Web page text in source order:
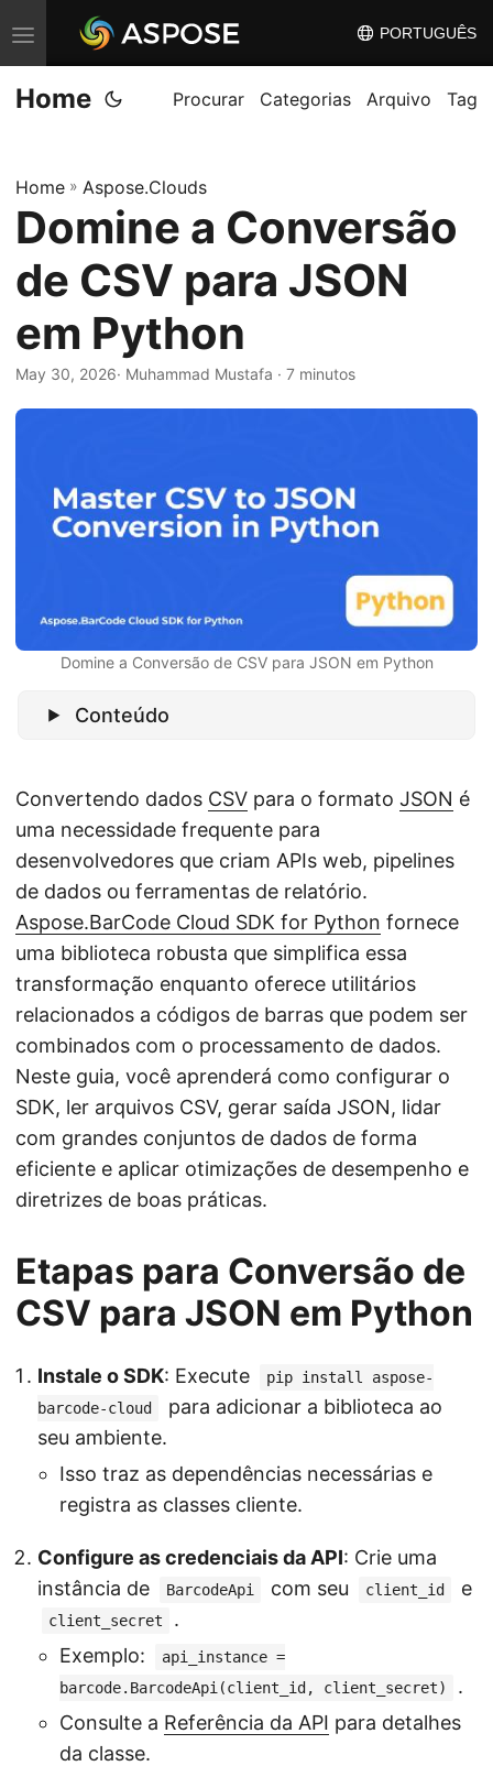
A
l
t
n
a
n
v
e
g
PORTUGUÊS
Home Procurar Categorias Arquivo Tag
Home » Aspose.Clouds
Domine a Conversão
de CSV para JSON
em Python
May 30, 2026· Muhammad Mustafa · 7 minutos
Domine a Conversão de CSV para JSON em Python
Conteúdo
Convertendo dados CSV para o formato JSON é
uma necessidade frequente para
desenvolvedores que criam APIs web, pipelines
de dados ou ferramentas de relatório.
Aspose.BarCode Cloud SDK for Python fornece
uma biblioteca robusta que simplifica essa
transformação enquanto oferece utilitários
relacionados a códigos de barras que podem ser
combinados com o processamento de dados.
Neste guia, você aprenderá como configurar o
SDK, ler arquivos CSV, gerar saída JSON, lidar
com grandes conjuntos de dados de forma
eficiente e aplicar otimizações de desempenho e
diretrizes de boas práticas.
Etapas para Conversão de
CSV para JSON em Python
Instale o SDK: Execute
pip install aspose-
barcode-cloud
para adicionar a biblioteca ao
seu ambiente.
Isso traz as dependências necessárias e
registra as classes cliente.
Configure as credenciais da API: Crie uma
instância de
BarcodeApi com seu client_id e
client_secret
.
Exemplo:
api_instance =
barcode.BarcodeApi(client_id, client_secret)
.
Consulte a Referência da API para detalhes
da classe.